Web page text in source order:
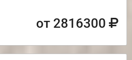
от 2816300